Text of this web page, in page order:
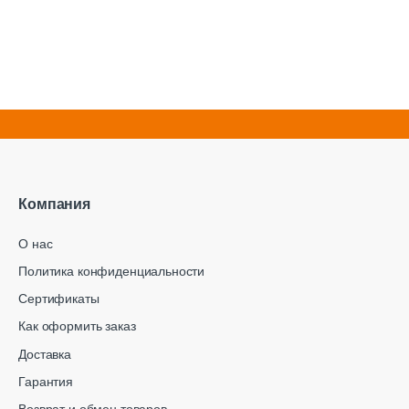
Компания
О нас
Политика конфиденциальности
Сертификаты
Как оформить заказ
Доставка
Гарантия